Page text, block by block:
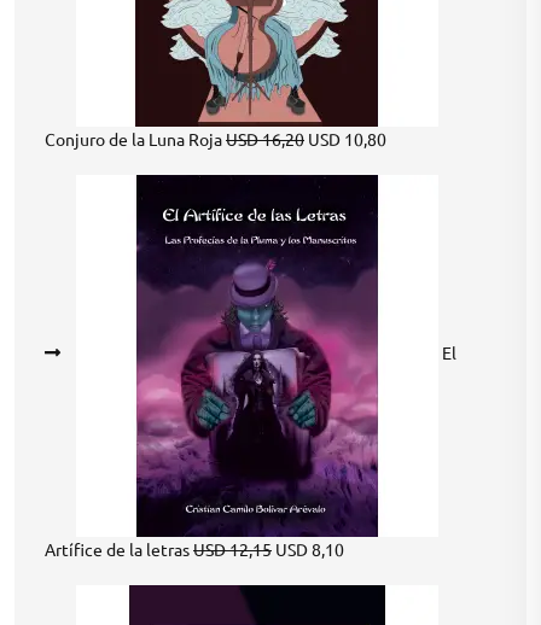
Conjuro de la Luna RojaUSD16,20 Original
was:
USD 16,20.
USD 10,80Current
El
Artífice de la letrasUSD12,15 Original
USD8,10Current